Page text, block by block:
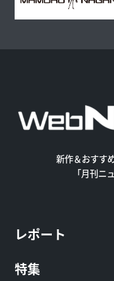
新作＆おすす
「月刊ニ
レポート
特集